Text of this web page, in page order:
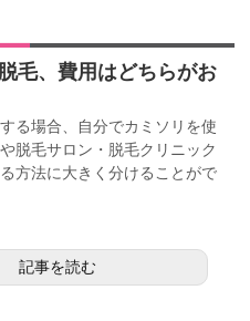
毛、費用はどちらがお
る場合、自分でカミソリを使
脱毛サロン・脱毛クリニック
方法に大きく分けることがで
記事を読む